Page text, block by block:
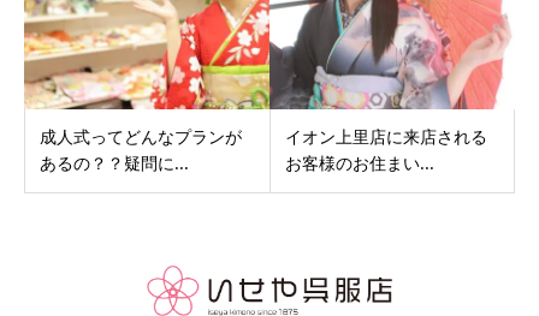
成人式ってどんなプランが
あるの？？疑問に...
イオン上里店に来店される
お客様のお住まい...